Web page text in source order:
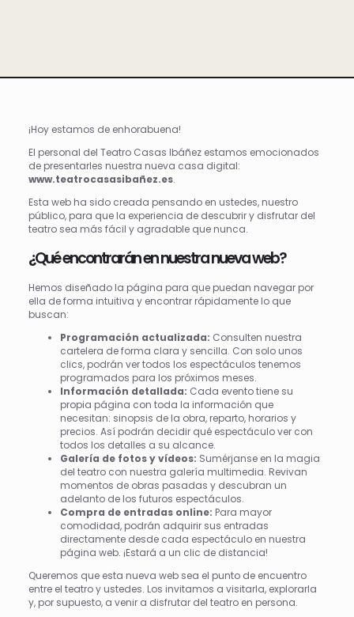
¡Hoy estamos de enhorabuena!
El personal del Teatro Casas Ibáñez estamos emocionados
de presentarles nuestra nueva casa digital:
www.teatrocasasibañez.es.
Esta web ha sido creada pensando en ustedes, nuestro
público, para que la experiencia de descubrir y disfrutar del
teatro sea más fácil y agradable que nunca.
¿Qué encontrarán en nuestra nueva web?
Hemos diseñado la página para que puedan navegar por
ella de forma intuitiva y encontrar rápidamente lo que
buscan:
Programación actualizada: Consulten nuestra
cartelera de forma clara y sencilla. Con solo unos
clics, podrán ver todos los espectáculos tenemos
programados para los próximos meses.
Información detallada: Cada evento tiene su
propia página con toda la información que
necesitan: sinopsis de la obra, reparto, horarios y
precios. Así podrán decidir qué espectáculo ver con
todos los detalles a su alcance.
Galería de fotos y vídeos: Sumérjanse en la magia
del teatro con nuestra galería multimedia. Revivan
momentos de obras pasadas y descubran un
adelanto de los futuros espectáculos.
Compra de entradas online: Para mayor
comodidad, podrán adquirir sus entradas
directamente desde cada espectáculo en nuestra
página web. ¡Estará a un clic de distancia!
Queremos que esta nueva web sea el punto de encuentro
entre el teatro y ustedes. Los invitamos a visitarla, explorarla
y, por supuesto, a venir a disfrutar del teatro en persona.